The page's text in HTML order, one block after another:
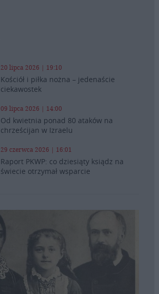
20 lipca 2026 | 19:10
Kościół i piłka nożna – jedenaście
ciekawostek
09 lipca 2026 | 14:00
Od kwietnia ponad 80 ataków na
chrześcijan w Izraelu
29 czerwca 2026 | 16:01
Raport PKWP: co dziesiąty ksiądz na
świecie otrzymał wsparcie